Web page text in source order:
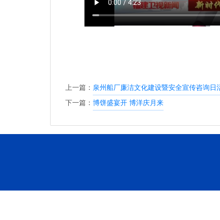
上一篇： 泉州船厂廉洁文化建设暨安全宣传咨询日
下一篇： 博饼盛宴开 博洋庆月来